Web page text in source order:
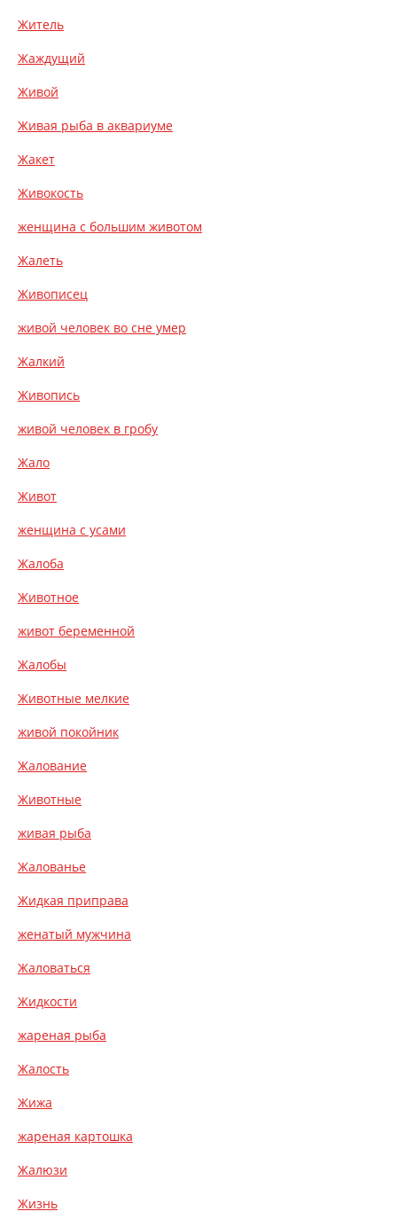
Житель
Жаждущий
Живой
Живая рыба в аквариуме
Жакет
Живокость
женщина с большим животом
Жалеть
Живописец
живой человек во сне умер
Жалкий
Живопись
живой человек в гробу
Жало
Живот
женщина с усами
Жалоба
Животное
живот беременной
Жалобы
Животные мелкие
живой покойник
Жалование
Животные
живая рыба
Жалованье
Жидкая приправа
женатый мужчина
Жаловаться
Жидкости
жареная рыба
Жалость
Жижа
жареная картошка
Жалюзи
Жизнь